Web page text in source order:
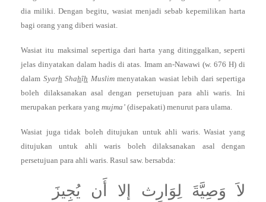
dia miliki. Dengan begitu, wasiat menjadi sebab kepemilikan harta
bagi orang yang diberi wasiat.
Wasiat itu maksimal sepertiga dari harta yang ditinggalkan, seperti
jelas dinyatakan dalam hadis di atas. Imam an-Nawawi (w. 676 H) di
dalam Syarh Shahîh Muslimmenyatakan wasiat lebih dari sepertiga
boleh dilaksanakan asal dengan persetujuan para ahli waris. Ini
merupakan perkara yang mujma’ (disepakati) menurut para ulama.
Wasiat juga tidak boleh ditujukan untuk ahli waris. Wasiat yang
ditujukan untuk ahli waris boleh dilaksanakan asal dengan
persetujuan para ahli waris. Rasul saw. bersabda:
لاَ وَصِيَّةَ لِوَارِث إلا أَن يُجِيزَ